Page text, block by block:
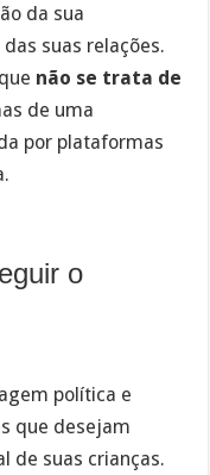
da sua
suas relações.
não se trata de
de uma
por plataformas
o
política e
que desejam
de suas crianças.